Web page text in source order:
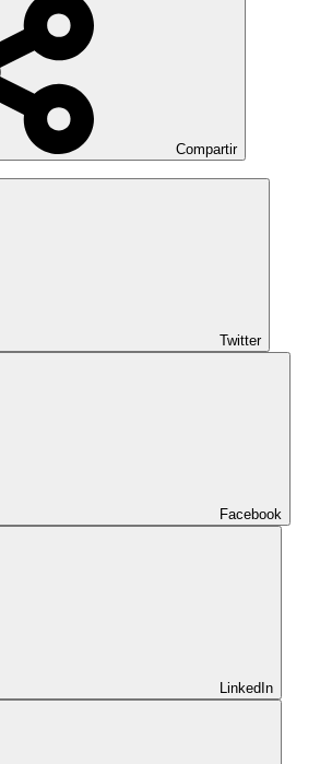
Compartir
Twitter
Facebook
LinkedIn